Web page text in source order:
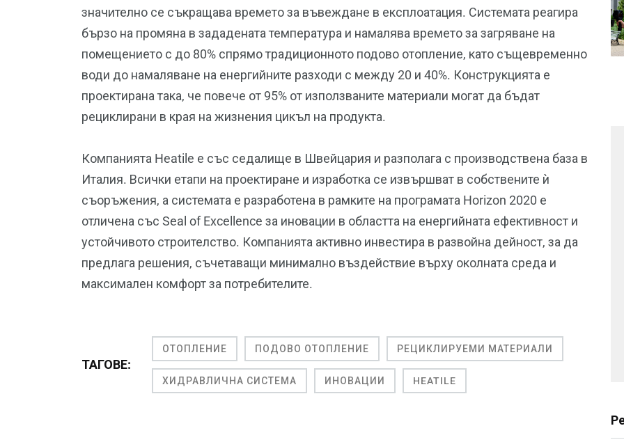
значително се съкращава времето за въвеждане в експлоатация. Системата реагира
бързо на промяна в зададената температура и намалява времето за загряване на
помещението с до 80% спрямо традиционното подово отопление, като същевременно
води до намаляване на енергийните разходи с между 20 и 40%. Конструкцията е
проектирана така, че повече от 95% от използваните материали могат да бъдат
рециклирани в края на жизнения цикъл на продукта.
Компанията Heatile е със седалище в Швейцария и разполага с производствена база в
Италия. Всички етапи на проектиране и изработка се извършват в собствените ѝ
съоръжения, а системата е разработена в рамките на програмата Horizon 2020 е
отличена със Seal of Excellence за иновации в областта на енергийната ефективност и
устойчивото строителство. Компанията активно инвестира в развойна дейност, за да
предлага решения, съчетаващи минимално въздействие върху околната среда и
максимален комфорт за потребителите.
ТАГОВЕ:
ОТОПЛЕНИЕ ПОДОВО ОТОПЛЕНИЕ РЕЦИКЛИРУЕМИ МАТЕРИАЛИ
ХИДРАВЛИЧНА СИСТЕМА ИНОВАЦИИ HEATILE